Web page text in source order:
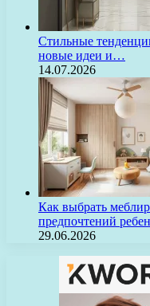
Стильные
новые идеи и…
14.07.2026
Как выбрать
предпочтений
29.06.2026